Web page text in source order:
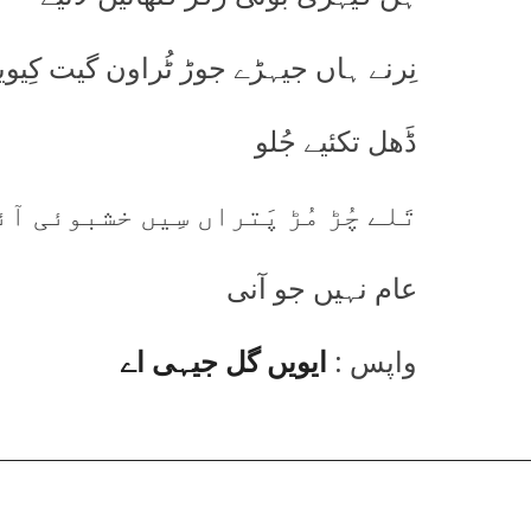
نِرنے ہاں جیہڑے جوڑ ٹُراون گیت
ڈَھل تکئیے جُلو
تَلے چُڑ مُڑ پَتراں سِیں خشبوئی
عام نہیں جو آنی
واپس : ایویں گل جیہی اے